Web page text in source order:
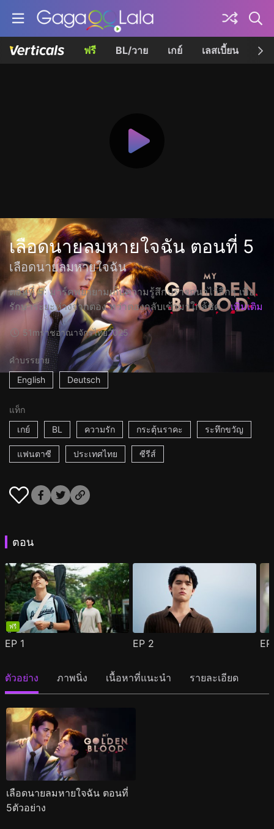
ฟรี BL/วาย เกย์ เลสเบี้ยน เค
เลือดนายลมหายใจฉัน ตอนที่ 5
เลือดนายลมหายใจฉัน
ตอนที่ 5: มาร์คพยายามเก็บความรู้สึกปรารถนาไว้ลึกๆ เพื่อ
รักษาระยะห่างจากตอง ทว่าตองกลับเข้ามาใกล้ชิด... เพิ่มเติม
51mราชอาณาจักรไทย2025
คำบรรยาย
English
Deutsch
แท็ก
เกย์
BL ความรัก กระตุ้นราคะ ระทึกขวัญ
แฟนตาซี ประเทศไทย ซีรีส์
ตอน
ฟรี
EP 1 EP 2
ตัวอย่าง ภาพนิ่ง เนื้อหาที่แนะนำ รายละเอียด
เลือดนายลมหายใจฉัน ตอนที่
5ตัวอย่าง